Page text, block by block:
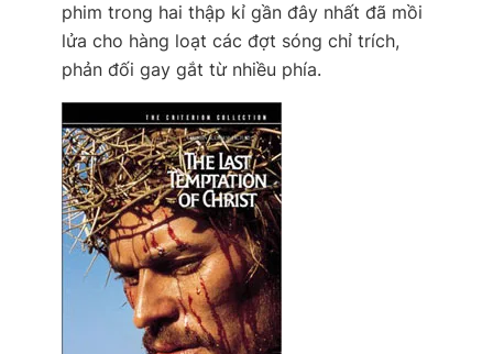
phim trong hai thập kỉ gần đây nhất đã mồi
lửa cho hàng loạt các đợt sóng chỉ trích,
phản đối gay gắt từ nhiều phía.